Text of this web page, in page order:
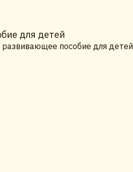
для детей
пособие для детей